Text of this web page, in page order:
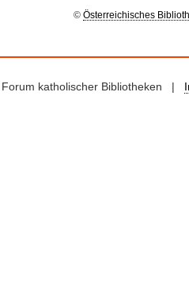
© Österreichisches
katholischer Bibliotheken |